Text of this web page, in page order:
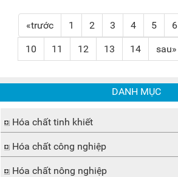
«trước 1 2 3 4 5 6
10 11 12 13 14 sau»
DANH MỤC
Hóa chất tinh khiết
Hóa chất công nghiệp
Hóa chất nông nghiệp